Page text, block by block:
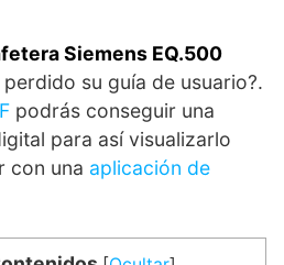
Siemens EQ.500
su guía de usuario?.
podrás conseguir una
para así visualizarlo
con una aplicación de